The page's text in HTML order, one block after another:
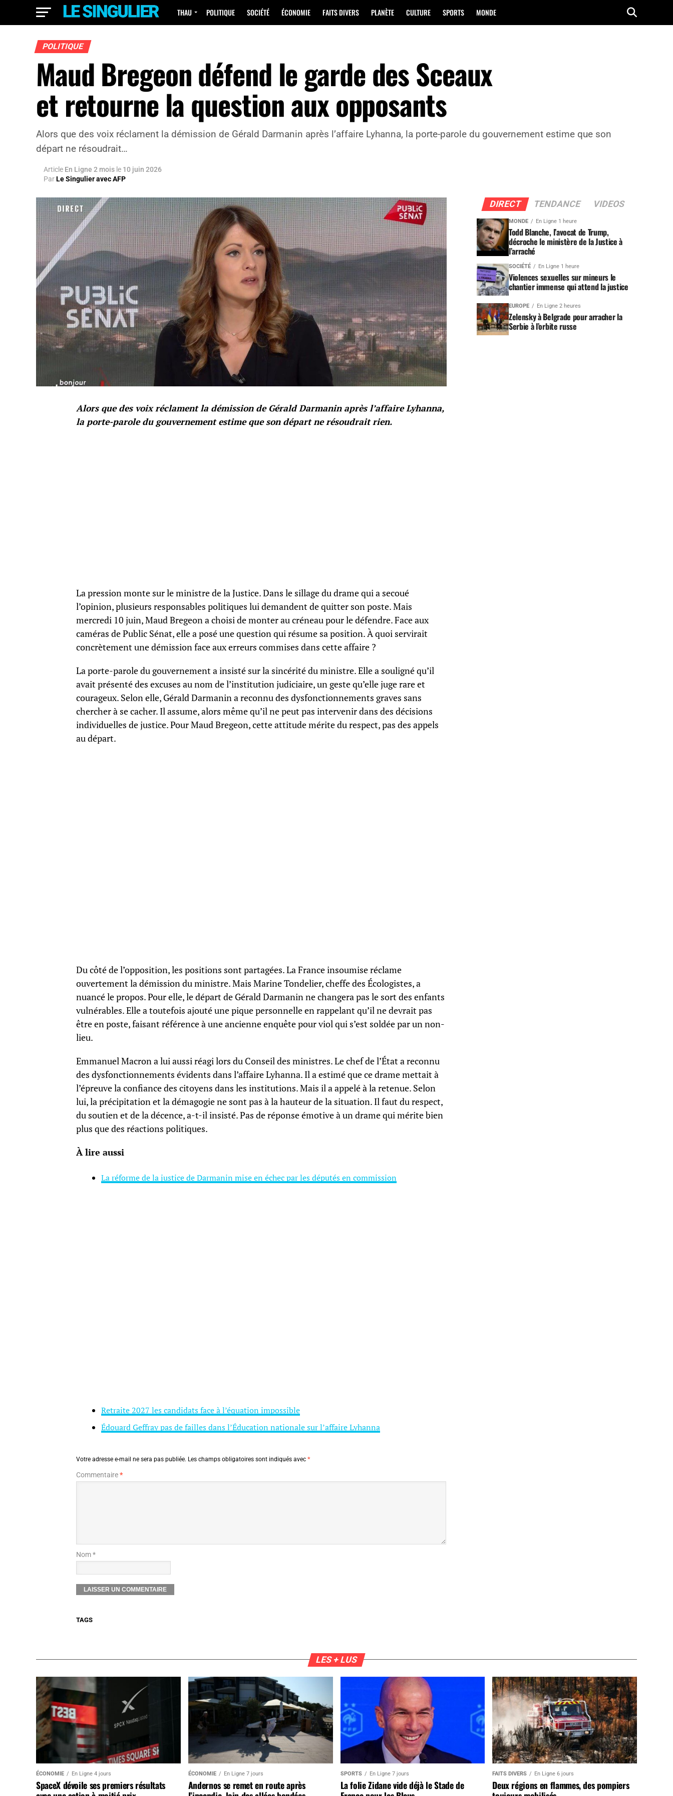
THAU POLITIQUE SOCIÉTÉ ÉCONOMIE FAITS DIVERS PLANÈTE CULTURE SPORTS MONDE
POLITIQUE
Maud Bregeon défend le garde des Sceaux
et retourne la question aux opposants
Alors que des voix réclament la démission de Gérald Darmanin après l’affaire Lyhanna, la porte-parole du gouvernement estime que son
départ ne résoudrait…
Article En Ligne 2 mois le 10 juin 2026
ParLe Singulier avec AFP
Alors que des voix réclament la démission de Gérald Darmanin après l’affaire Lyhanna,
la porte-parole du gouvernement estime que son départ ne résoudrait rien.
La pression monte sur le ministre de la Justice. Dans le sillage du drame qui a secoué
l’opinion, plusieurs responsables politiques lui demandent de quitter son poste. Mais
mercredi 10 juin, Maud Bregeon a choisi de monter au créneau pour le défendre. Face aux
caméras de Public Sénat, elle a posé une question qui résume sa position. À quoi servirait
concrètement une démission face aux erreurs commises dans cette affaire ?
La porte-parole du gouvernement a insisté sur la sincérité du ministre. Elle a souligné qu’il
avait présenté des excuses au nom de l’institution judiciaire, un geste qu’elle juge rare et
courageux. Selon elle, Gérald Darmanin a reconnu des dysfonctionnements graves sans
chercher à se cacher. Il assume, alors même qu’il ne peut pas intervenir dans des décisions
individuelles de justice. Pour Maud Bregeon, cette attitude mérite du respect, pas des appels
au départ.
Du côté de l’opposition, les positions sont partagées. La France insoumise réclame
ouvertement la démission du ministre. Mais Marine Tondelier, cheffe des Écologistes, a
nuancé le propos. Pour elle, le départ de Gérald Darmanin ne changera pas le sort des enfants
vulnérables. Elle a toutefois ajouté une pique personnelle en rappelant qu’il ne devrait pas
être en poste, faisant référence à une ancienne enquête pour viol qui s’est soldée par un non-
lieu.
Emmanuel Macron a lui aussi réagi lors du Conseil des ministres. Le chef de l’État a reconnu
des dysfonctionnements évidents dans l’affaire Lyhanna. Il a estimé que ce drame mettait à
l’épreuve la confiance des citoyens dans les institutions. Mais il a appelé à la retenue. Selon
lui, la précipitation et la démagogie ne sont pas à la hauteur de la situation. Il faut du respect,
du soutien et de la décence, a-t-il insisté. Pas de réponse émotive à un drame qui mérite bien
plus que des réactions politiques.
À lire aussi
La réforme de la justice de Darmanin mise en échec par les députés en commission
Retraite 2027 les candidats face à l’équation impossible
Édouard Geffray pas de failles dans l’Éducation nationale sur l’affaire Lyhanna
Votre adresse e-mail ne sera pas publiée. Les champs obligatoires sont indiqués avec *
Commentaire*
Nom *
TAGS
DIRECT TENDANCE VIDEOS
MONDE En Ligne 1 heure
Todd Blanche, l’avocat de Trump,
décroche le ministère de la Justice à
l’arraché
SOCIÉTÉ En Ligne 1 heure
Violences sexuelles sur mineurs le
chantier immense qui attend la justice
EUROPE En Ligne 2 heures
Zelensky à Belgrade pour arracher la
Serbie à l’orbite russe
LES + LUS
ÉCONOMIE En Ligne 4 jours
SpaceX dévoile ses premiers résultats
ÉCONOMIE En Ligne 7 jours
Andernos se remet en route après
SPORTS En Ligne 7 jours
La folie Zidane vide déjà le Stade de
FAITS DIVERS En Ligne 6 jours
Deux régions en flammes, des pompiers